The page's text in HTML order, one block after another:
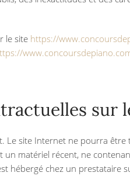
le site https://
sur
Le site Internet ne pourra
un matériel récent, ne
hébergé chez un prestataire